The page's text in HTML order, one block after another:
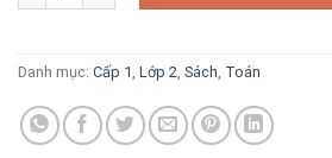
48.000 VND.
Danh mục: Cấp 1 Lớp 2 Sách Toán